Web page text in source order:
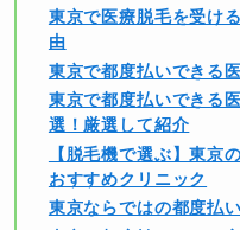
東京で医療脱毛を受け
由
東京で都度払いできる
東京で都度払いできる
選！厳選して紹介
【脱毛機で選ぶ】東京
おすすめクリニック
東京ならではの都度払